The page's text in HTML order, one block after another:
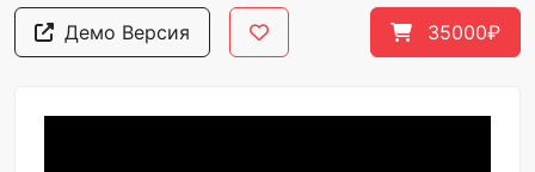
Демо Версия 35000₽